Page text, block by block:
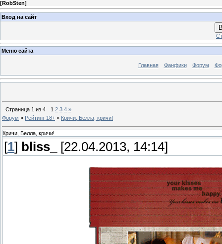
[RobSten]
Вход на сайт
Меню сайта
Главная Фанфики Форум
Страница 1 из 4 1 2 3 4 »
Форум » Рейтинг 18+ » Кричи, Белла, кричи!
Кричи, Белла, кричи!
[1] bliss_ [22.04.2013, 14:14]